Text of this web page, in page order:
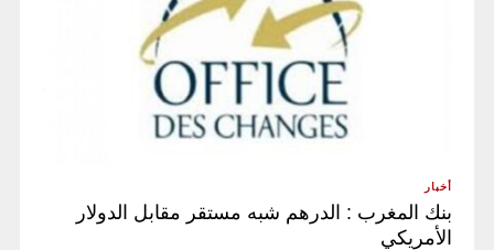
أخبار
بنك المغرب : الدرهم شبه مستقر مقابل الدولار
الأمريكي